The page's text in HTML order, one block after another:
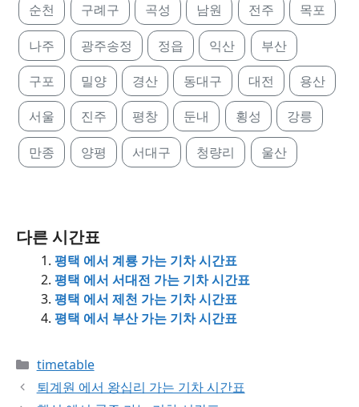
순천 구례구 곡성 남원 전주 목포
나주 광주송정 정읍 익산 부산
구포 밀양 경산 동대구 대전 용산
서울 진주 평창 둔내 횡성 강릉
만종 양평 서대구 청량리 울산
다른 시간표
평택 에서 계룡 가는 기차 시간표
평택 에서 서대전 가는 기차 시간표
평택 에서 제천 가는 기차 시간표
평택 에서 부산 가는 기차 시간표
Categories
timetable
퇴계원 에서 왕십리 가는 기차 시간표